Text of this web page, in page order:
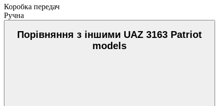
Коробка передач
Ручна
Порівняння з іншими UAZ 3163 Patriot
models